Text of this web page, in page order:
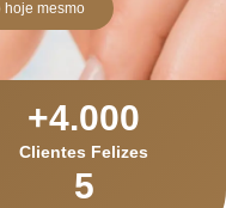
hoje mesmo
Clientes Felizes
+4.000
5